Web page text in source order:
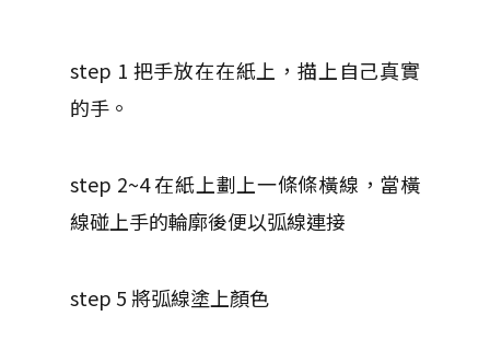
step 1 把手放在在紙上，描上自己真實
的手。
step 2~4 在紙上劃上一條條橫線，當橫
線碰上手的輪廓後便以弧線連接
step 5 將弧線塗上顏色